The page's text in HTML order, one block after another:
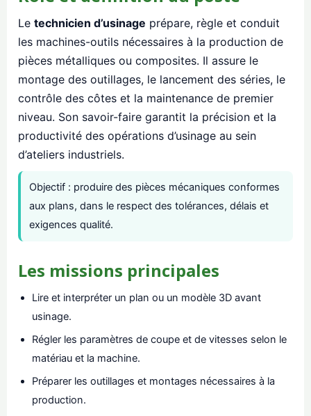
Le technicien d’usinage prépare, règle et conduit
les machines-outils nécessaires à la production de
pièces métalliques ou composites. Il assure le
montage des outillages, le lancement des séries, le
contrôle des côtes et la maintenance de premier
niveau. Son savoir-faire garantit la précision et la
productivité des opérations d’usinage au sein
d’ateliers industriels.
Objectif : produire des pièces mécaniques conformes
aux plans, dans le respect des tolérances, délais et
exigences qualité.
Les missions principales
Lire et interpréter un plan ou un modèle 3D avant
usinage.
Régler les paramètres de coupe et de vitesses selon le
matériau et la machine.
Préparer les outillages et montages nécessaires à la
production.